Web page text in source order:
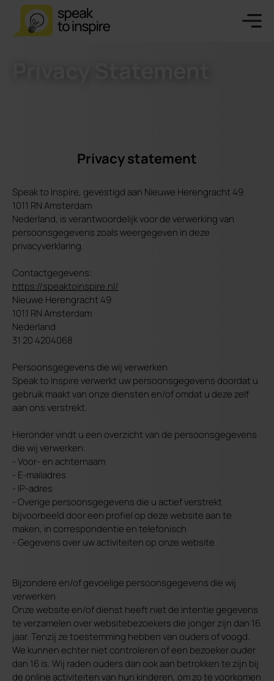
Privacy statement
Speak to Inspire, gevestigd aan Nieuwe Herengracht 49
1011 RN Amsterdam
Nederland, is verantwoordelijk voor de verwerking van
persoonsgegevens zoals weergegeven in deze
privacyverklaring.
Contactgegevens:
https://speaktoinspire.nl/
Nieuwe Herengracht 49
1011 RN Amsterdam
Nederland
31 20 4204068
Persoonsgegevens die wij verwerken
Speak to Inspire verwerkt uw persoonsgegevens doordat u
gebruik maakt van onze diensten en/of omdat u deze zelf
aan ons verstrekt.
Hieronder vindt u een overzicht van de persoonsgegevens
die wij verwerken:
- Voor- en achternaam
- E-mailadres
- IP-adres
- Overige persoonsgegevens die u actief verstrekt
bijvoorbeeld door een profiel op deze website aan te
maken, in correspondentie en telefonisch
- Gegevens over uw activiteiten op onze website
Bijzondere en/of gevoelige persoonsgegevens die wij
verwerken
Onze website en/of dienst heeft niet de intentie gegevens
te verzamelen over websitebezoekers die jonger zijn dan 16
jaar. Tenzij ze toestemming hebben van ouders of voogd.
We kunnen echter niet controleren of een bezoeker ouder
dan 16 is. Wij raden ouders dan ook aan betrokken te zijn bij
de online activiteiten van hun kinderen, om zo te voorkomen